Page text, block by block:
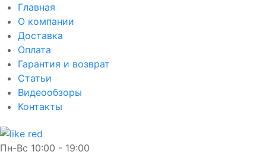
Главная
О компании
Доставка
Оплата
Гарантия и возврат
Статьи
Видеообзоры
Контакты
Пн-Вс 10:00 - 19:00